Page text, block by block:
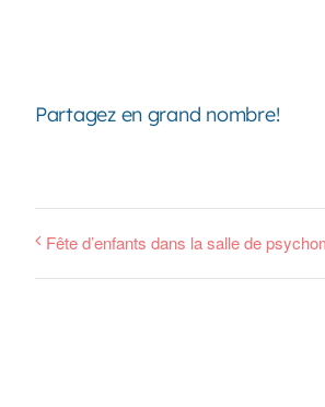
Partagez en grand nombre!
Fête d’enfants dans la salle de